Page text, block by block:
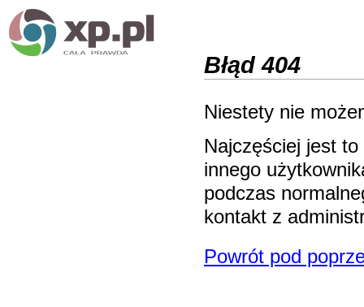
Błąd 404
Niestety nie
Najczęściej jest
innego
podczas
kontakt z
Powrót pod